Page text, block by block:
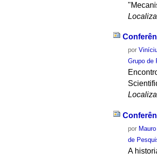
por
Grupo de
por
de
A